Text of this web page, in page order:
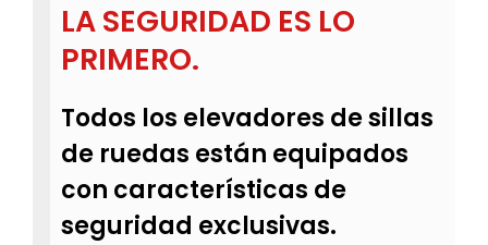
LA SEGURIDAD ES LO
PRIMERO.
Todos los elevadores de sillas
de ruedas están equipados
con características de
seguridad exclusivas.